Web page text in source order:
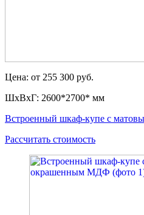
Цена: от 255 300 руб.
ШxВxГ: 2600*2700* мм
Встроенный шкаф-купе с
Рассчитать стоимость